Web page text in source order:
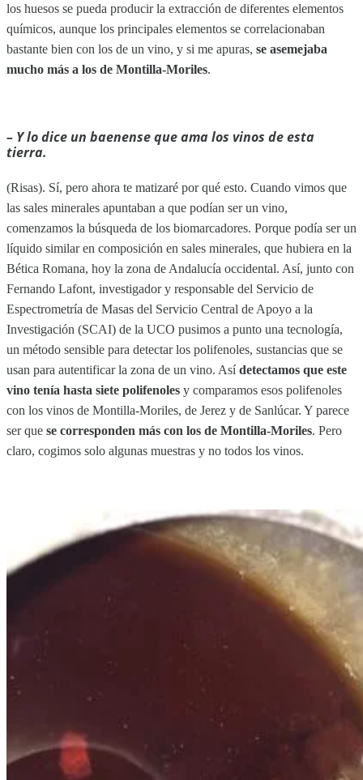
los huesos se pueda producir la extracción de diferentes elementos
químicos, aunque los principales elementos se correlacionaban
bastante bien con los de un vino, y si me apuras, se asemejaba
mucho más a los de Montilla-Moriles.
– Y lo dice un baenense que ama los vinos de esta
tierra.
(Risas). Sí, pero ahora te matizaré por qué esto. Cuando vimos que
las sales minerales apuntaban a que podían ser un vino,
comenzamos la búsqueda de los biomarcadores. Porque podía ser un
líquido similar en composición en sales minerales, que hubiera en la
Bética Romana, hoy la zona de Andalucía occidental. Así, junto con
Fernando Lafont, investigador y responsable del Servicio de
Espectrometría de Masas del Servicio Central de Apoyo a la
Investigación (SCAI) de la UCO pusimos a punto una tecnología,
un método sensible para detectar los polifenoles, sustancias que se
usan para autentificar la zona de un vino. Asídetectamos que este
vino tenía hasta siete polifenoles y comparamos esos polifenoles
con los vinos de Montilla-Moriles, de Jerez y de Sanlúcar. Y parece
ser que se corresponden más con los de Montilla-Moriles. Pero
claro, cogimos solo algunas muestras y no todos los vinos.